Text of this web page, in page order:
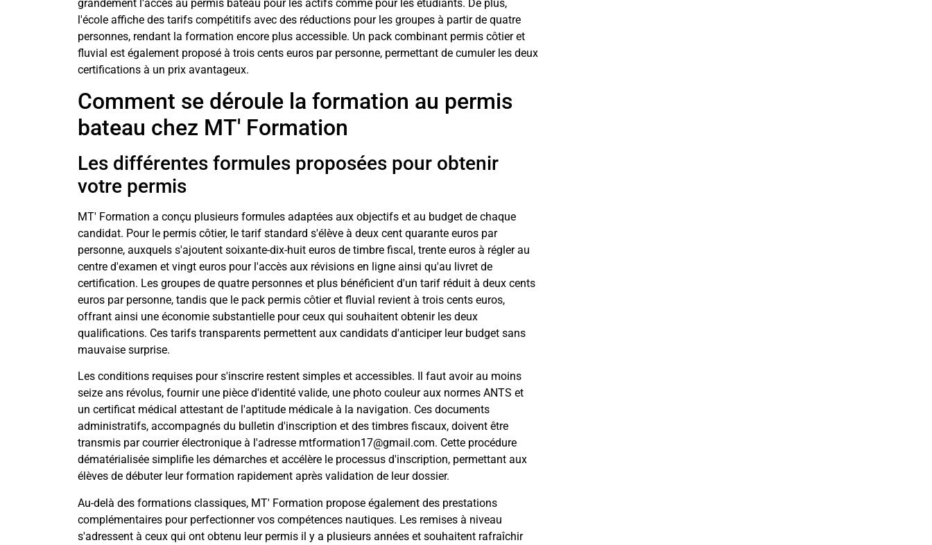
grandement l'accès au permis bateau pour les actifs comme pour les étudiants. De plus,
l'école affiche des tarifs compétitifs avec des réductions pour les groupes à partir de quatre
personnes, rendant la formation encore plus accessible. Un pack combinant permis côtier et
fluvial est également proposé à trois cents euros par personne, permettant de cumuler les deux
certifications à un prix avantageux.
Comment se déroule la formation au permis
bateau chez MT' Formation
Les différentes formules proposées pour obtenir
votre permis
MT' Formation a conçu plusieurs formules adaptées aux objectifs et au budget de chaque
candidat. Pour le permis côtier, le tarif standard s'élève à deux cent quarante euros par
personne, auxquels s'ajoutent soixante-dix-huit euros de timbre fiscal, trente euros à régler au
centre d'examen et vingt euros pour l'accès aux révisions en ligne ainsi qu'au livret de
certification. Les groupes de quatre personnes et plus bénéficient d'un tarif réduit à deux cents
euros par personne, tandis que le pack permis côtier et fluvial revient à trois cents euros,
offrant ainsi une économie substantielle pour ceux qui souhaitent obtenir les deux
qualifications. Ces tarifs transparents permettent aux candidats d'anticiper leur budget sans
mauvaise surprise.
Les conditions requises pour s'inscrire restent simples et accessibles. Il faut avoir au moins
seize ans révolus, fournir une pièce d'identité valide, une photo couleur aux normes ANTS et
un certificat médical attestant de l'aptitude médicale à la navigation. Ces documents
administratifs, accompagnés du bulletin d'inscription et des timbres fiscaux, doivent être
transmis par courrier électronique à l'adresse mtformation17@gmail.com. Cette procédure
dématérialisée simplifie les démarches et accélère le processus d'inscription, permettant aux
élèves de débuter leur formation rapidement après validation de leur dossier.
Au-delà des formations classiques, MT' Formation propose également des prestations
complémentaires pour perfectionner vos compétences nautiques. Les remises à niveau
s'adressent à ceux qui ont obtenu leur permis il y a plusieurs années et souhaitent rafraîchir